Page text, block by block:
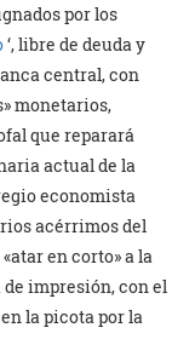
por los
‘, libre de deuda y
central, con
monetarios,
que reparará
actual de la
economista
acérrimos del
en corto» a la
impresión, con el
la picota por la